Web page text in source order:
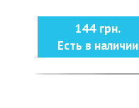
144 грн.
Есть в наличии